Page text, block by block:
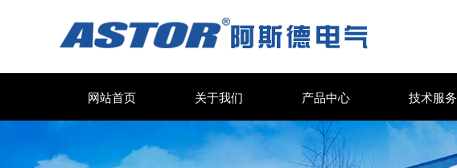
网站首页 关于我们 产品中心 技术服务